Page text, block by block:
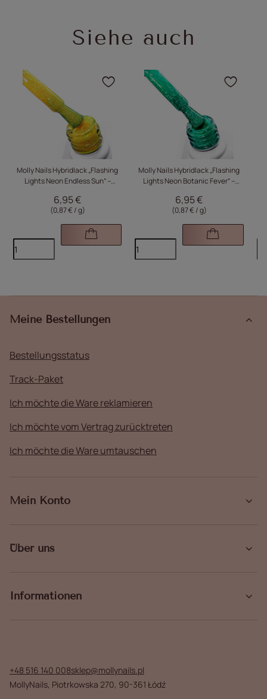
Siehe auch
Molly Nails Hybridlack „Flashing
Lights Neon Endless Sun“ –
6,95 €
(0,87 € / g)
Klicken Sie, um das
Molly Nails Hybridlack „Flashing
Lights Neon Botanic Fever“ –
6,95 €
(0,87 € / g)
Meine Bestellungen
Bestellungsstatus
Track-Paket
Ich möchte die Ware reklamieren
Ich möchte vom Vertrag zurücktreten
Ich möchte die Ware umtauschen
Mein Konto
Über uns
Informationen
+48 516 140 008sklep@mollynails.pl
MollyNails, Piotrkowska 270, 90-361 Łódź